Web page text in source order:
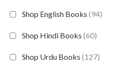
Shop English Books (94)
Shop Hindi Books (60)
Shop Urdu Books (127)